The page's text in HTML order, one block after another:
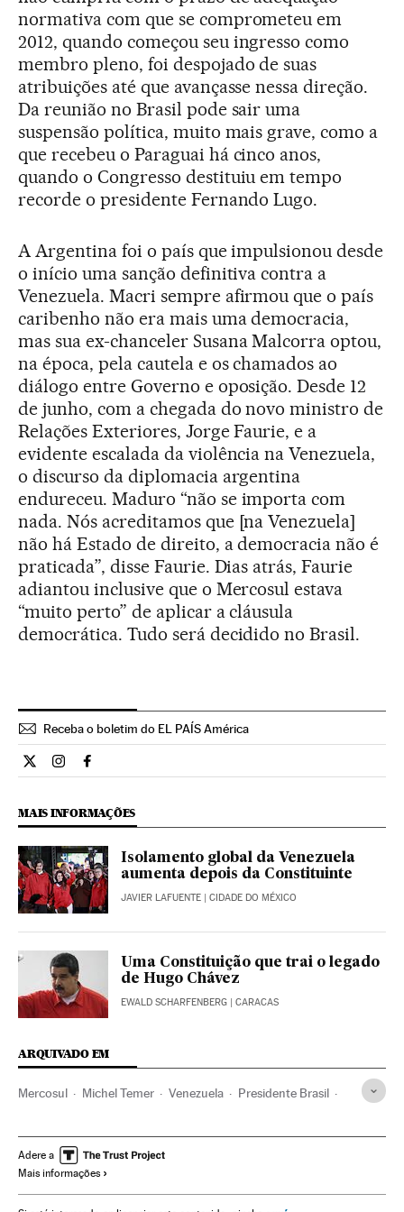
normativa com que se comprometeu em
2012, quando começou seu ingresso como
membro pleno, foi despojado de suas
atribuições até que avançasse nessa direção.
Da reunião no Brasil pode sair uma
suspensão política, muito mais grave, como a
que recebeu o Paraguai há cinco anos,
quando o Congresso destituiu em tempo
recorde o presidente Fernando Lugo.
A Argentina foi o país que impulsionou desde
o início uma sanção definitiva contra a
Venezuela. Macri sempre afirmou que o país
caribenho não era mais uma democracia,
mas sua ex-chanceler Susana Malcorra optou,
na época, pela cautela e os chamados ao
diálogo entre Governo e oposição. Desde 12
de junho, com a chegada do novo ministro de
Relações Exteriores, Jorge Faurie, e a
evidente escalada da violência na Venezuela,
o discurso da diplomacia argentina
endureceu. Maduro “não se importa com
nada. Nós acreditamos que [na Venezuela]
não há Estado de direito, a democracia não é
praticada”, disse Faurie. Dias atrás, Faurie
adiantou inclusive que o Mercosul estava
“muito perto” de aplicar a cláusula
democrática. Tudo será decidido no Brasil.
Receba o boletim do EL PAÍS América
Internacional El País Brasil en Twitter
Internacional El País Brasil en Instagram
Internacional El País Brasil en Facebook
MAIS INFORMAÇÕES
Isolamento global da Venezuela
aumenta depois da Constituinte
JAVIER LAFUENTE | CIDADE DO MÉXICO
Uma Constituição que trai o legado
de Hugo Chávez
EWALD SCHARFENBERG | CARACAS
ARQUIVADO EM
Mercosul Michel Temer Venezuela Presidente Brasil
América do Sul América Latina
Administração Estado
Adere a
Mais informações